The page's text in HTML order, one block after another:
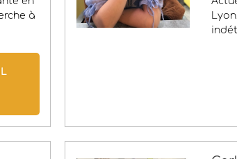
à
VOIR LE PROFIL